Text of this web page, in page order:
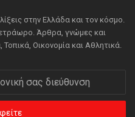
στην Ελλάδα και τον κόσμο.
Άρθρα, γνώμες και
Οικονομία και Αθλητικά.